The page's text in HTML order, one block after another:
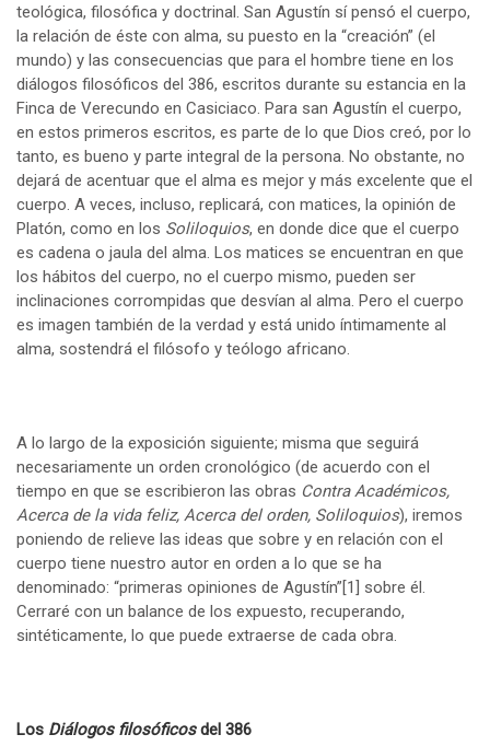
teológica, filosófica y doctrinal. San Agustín sí pensó el cuerpo,
la relación de éste con alma, su puesto en la “creación” (el
mundo) y las consecuencias que para el hombre tiene en los
diálogos filosóficos del 386, escritos durante su estancia en la
Finca de Verecundo en Casiciaco. Para san Agustín el cuerpo,
en estos primeros escritos, es parte de lo que Dios creó, por lo
tanto, es bueno y parte integral de la persona. No obstante, no
dejará de acentuar que el alma es mejor y más excelente que el
cuerpo. A veces, incluso, replicará, con matices, la opinión de
Platón, como en los Soliloquios, en donde dice que el cuerpo
es cadena o jaula del alma. Los matices se encuentran en que
los hábitos del cuerpo, no el cuerpo mismo, pueden ser
inclinaciones corrompidas que desvían al alma. Pero el cuerpo
es imagen también de la verdad y está unido íntimamente al
alma, sostendrá el filósofo y teólogo africano.
A lo largo de la exposición siguiente; misma que seguirá
necesariamente un orden cronológico (de acuerdo con el
tiempo en que se escribieron las obras Contra Académicos,
Acerca de la vida feliz, Acerca del orden, Soliloquios), iremos
poniendo de relieve las ideas que sobre y en relación con el
cuerpo tiene nuestro autor en orden a lo que se ha
denominado: “primeras opiniones de Agustín”[1] sobre él.
Cerraré con un balance de los expuesto, recuperando,
sintéticamente, lo que puede extraerse de cada obra.
Los Diálogos filosóficosdel 386